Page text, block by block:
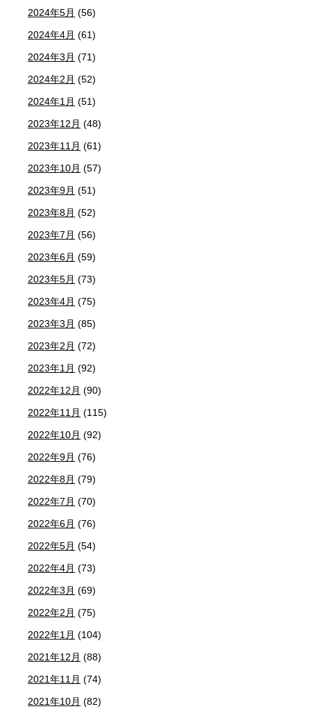
2024年5月 (56)
2024年4月 (61)
2024年3月 (71)
2024年2月 (52)
2024年1月 (51)
2023年12月 (48)
2023年11月 (61)
2023年10月 (57)
2023年9月 (51)
2023年8月 (52)
2023年7月 (56)
2023年6月 (59)
2023年5月 (73)
2023年4月 (75)
2023年3月 (85)
2023年2月 (72)
2023年1月 (92)
2022年12月 (90)
2022年11月 (115)
2022年10月 (92)
2022年9月 (76)
2022年8月 (79)
2022年7月 (70)
2022年6月 (76)
2022年5月 (54)
2022年4月 (73)
2022年3月 (69)
2022年2月 (75)
2022年1月 (104)
2021年12月 (88)
2021年11月 (74)
2021年10月 (82)